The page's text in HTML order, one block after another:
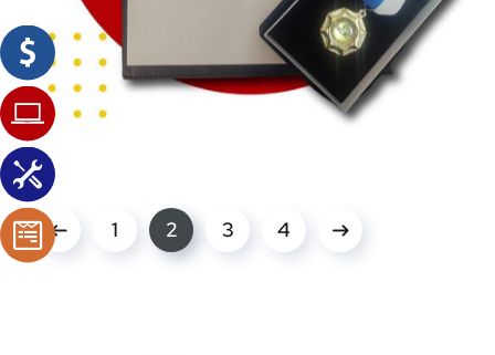
1 2 3 4